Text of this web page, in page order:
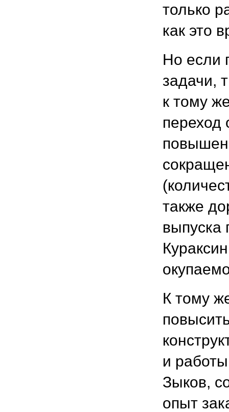
только
как это
Но если
задачи,
к тому
переход
также
выпуска
К тому
и
Зыков,
опыт